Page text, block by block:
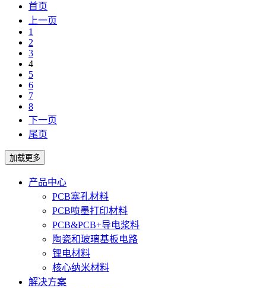
首页
上一页
1
2
3
4
5
6
7
8
下一页
尾页
产品中心
PCB塞孔材料
PCB喷墨打印材料
PCB&PCB+导电浆料
陶瓷和玻璃基板电路
锂电材料
核心纳米材料
解决方案